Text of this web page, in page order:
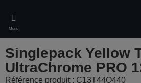
main
content
Menu
Singlepack Yellow
UltraChrome PRO
Référence produit : C13T44Q440